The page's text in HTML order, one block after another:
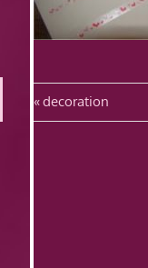
Vorheriger
Beitrag:
decoration